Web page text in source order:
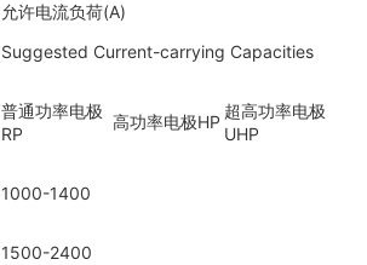
允许电流负荷(A)
Suggested Current-carrying Capacities
普通功率电极
RP
高功率电极HP
超高功率电极
UHP
1000-1400
1500-2400